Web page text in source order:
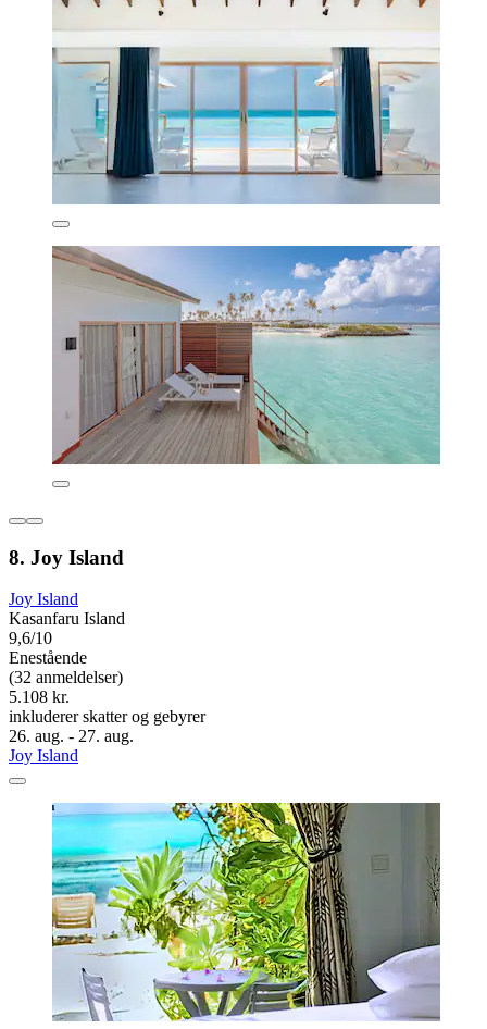
8. Joy Island
Joy Island
Kasanfaru Island
9,6/10
Enestående
(32 anmeldelser)
5.108 kr.
inkluderer skatter og gebyrer
26. aug. - 27. aug.
Joy Island